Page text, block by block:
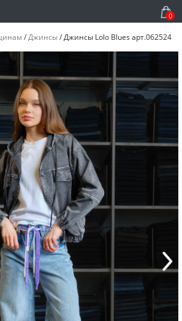
0
/Джинсы/Джинсы Lolo Blues арт.062524